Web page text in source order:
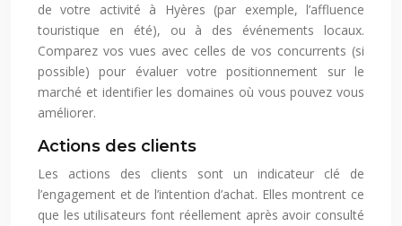
de votre activité à Hyères (par exemple, l’affluence
touristique en été), ou à des événements locaux.
Comparez vos vues avec celles de vos concurrents (si
possible) pour évaluer votre positionnement sur le
marché et identifier les domaines où vous pouvez vous
améliorer.
Actions des clients
Les actions des clients sont un indicateur clé de
l’engagement et de l’intention d’achat. Elles montrent ce
que les utilisateurs font réellement après avoir consulté